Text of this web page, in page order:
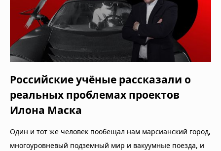
Российские учёные рассказали о
реальных проблемах проектов
Илона Маска
Один и тот же человек пообещал нам марсианский город,
многоуровневый подземный мир и вакуумные поезда, и